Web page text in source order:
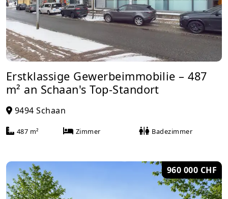
Erstklassige Gewerbeimmobilie – 487
m² an Schaan's Top-Standort
9494 Schaan
487 m² Zimmer Badezimmer
960 000 CHF